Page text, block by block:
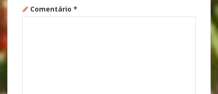
Comentário *